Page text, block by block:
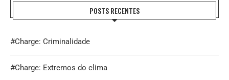
POSTS RECENTES
#Charge: Criminalidade
#Charge: Extremos do clima